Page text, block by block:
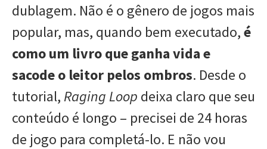
dublagem. Não é o gênero de jogos mais
popular, mas, quando bem executado,é
como um livro que ganha vida e
sacode o leitor pelos ombros. Desde o
tutorial, Raging Loop deixa claro que seu
conteúdo é longo – precisei de 24 horas
de jogo para completá-lo. E não vou